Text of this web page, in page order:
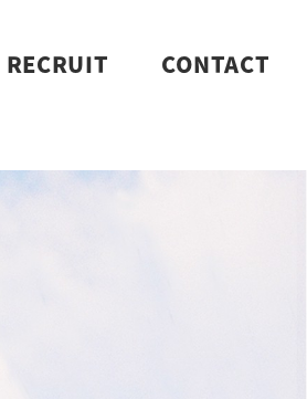
RECRUIT CONTACT